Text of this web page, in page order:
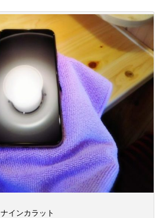
ナインカラット